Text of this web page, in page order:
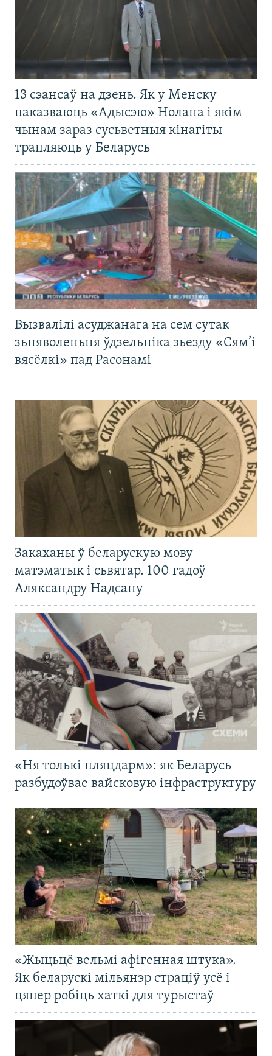
13 сэансаў на дзень. Як у Менску
паказваюць «Адысэю» Нолана і якім
чынам зараз сусьветныя кінагіты
трапляюць у Беларусь
Вызвалілі асуджанага на сем сутак
зьняволеньня ўдзельніка зьезду «Сям’і
вясёлкі» пад Расонамі
Закаханы ў беларускую мову
матэматык і сьвятар. 100 гадоў
Аляксандру Надсану
«Ня толькі пляцдарм»: як Беларусь
разбудоўвае вайсковую інфраструктуру
«Жыцьцё вельмі афігенная штука».
Як беларускі мільянэр страціў усё і
цяпер робіць хаткі для турыстаў